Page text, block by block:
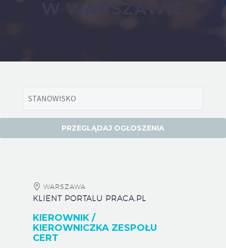
WARSZAWA
KLIENT PORTALU PRACA.PL
KIEROWNIK /
KIEROWNICZKA ZESPOŁU
CERT